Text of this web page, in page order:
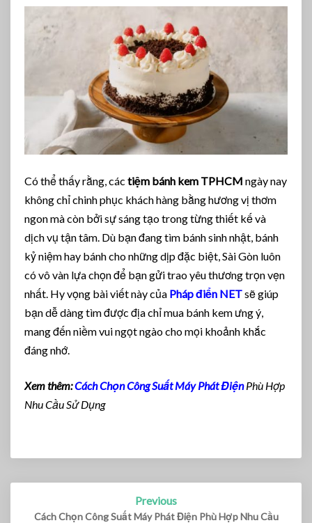
Có thể thấy rằng, các tiệm bánh kem TPHCM ngày nay
không chỉ chinh phục khách hàng bằng hương vị thơm
ngon mà còn bởi sự sáng tạo trong từng thiết kế và
dịch vụ tận tâm. Dù bạn đang tìm bánh sinh nhật, bánh
kỷ niệm hay bánh cho những dịp đặc biệt, Sài Gòn luôn
có vô vàn lựa chọn để bạn gửi trao yêu thương trọn vẹn
nhất. Hy vọng bài viết này của Pháp điển NETsẽ giúp
bạn dễ dàng tìm được địa chỉ mua bánh kem ưng ý,
mang đến niềm vui ngọt ngào cho mọi khoảnh khắc
đáng nhớ.
Xem thêm:Cách Chọn Công Suất Máy Phát Điện Phù Hợp
Nhu Cầu Sử Dụng
navigation
Previous
Cách Chọn Công Suất Máy Phát Điện Phù Hợp Nhu Cầu